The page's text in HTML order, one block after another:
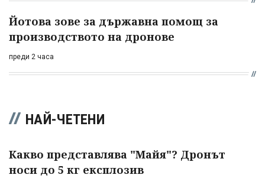
Йотова зове за държавна помощ за
производството на дронове
преди 2 часа
НАЙ-ЧЕТЕНИ
Какво представлява "Майя"? Дронът
носи до 5 кг експлозив